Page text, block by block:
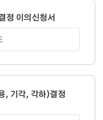
정 이의신청서
, 기각, 각하)결정